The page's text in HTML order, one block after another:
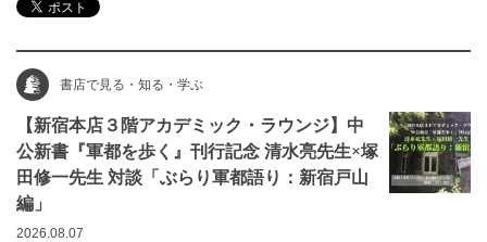
書店で見る・知る・学ぶ
【新宿本店３階アカデミック・ラウンジ】中
公新書『軍都を歩く』刊行記念 清水亮先生×塚
田修一先生 対談「ぶらり軍都語り：新宿戸山
編」
2026.08.07